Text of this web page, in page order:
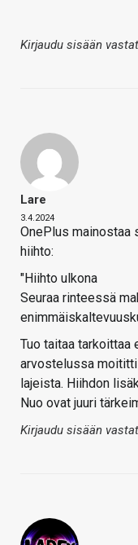
Kirjaudu sisään
Lare
3.4.2024
OnePlus mainostaa
hiihto:
"Hiihto ulkona
Seuraa rinteessä
Tuo taitaa tarkoittaa
arvostelussa
lajeista. Hiihdon
Nuo ovat juuri
Kirjaudu sisään